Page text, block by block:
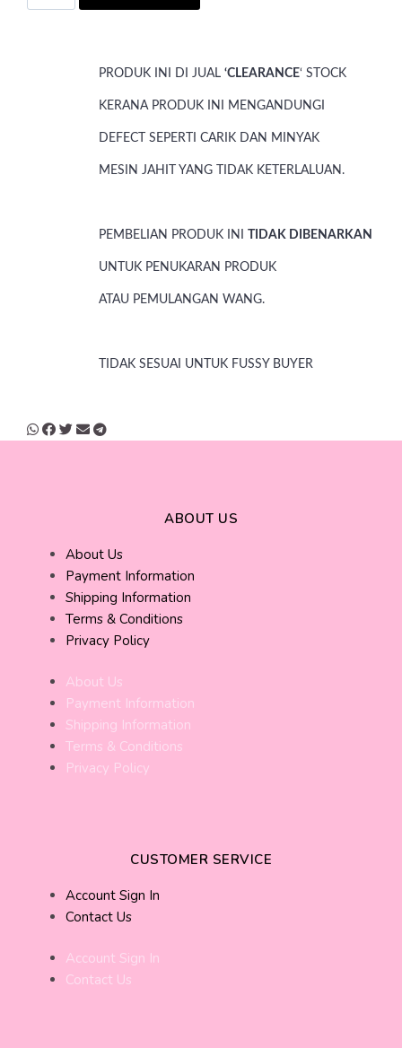
PRODUK INI DI JUAL ‘CLEARANCE‘ STOCK
KERANA PRODUK INI MENGANDUNGI
DEFECT SEPERTI CARIK DAN MINYAK
MESIN JAHIT YANG TIDAK KETERLALUAN.
PEMBELIAN PRODUK INI TIDAK DIBENARKAN
UNTUK PENUKARAN PRODUK
ATAU PEMULANGAN WANG.
TIDAK SESUAI UNTUK FUSSY BUYER
ABOUT US
About Us
Payment Information
Shipping Information
Terms & Conditions
Privacy Policy
About Us
Payment Information
Shipping Information
Terms & Conditions
Privacy Policy
CUSTOMER SERVICE
Account Sign In
Contact Us
Account Sign In
Contact Us